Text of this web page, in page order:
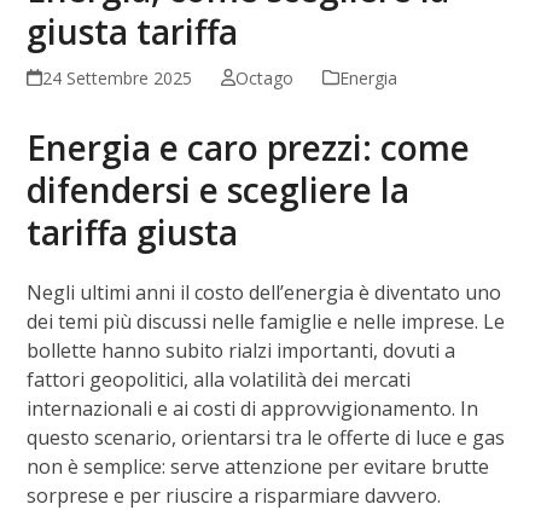
giusta tariffa
24 Settembre 2025 Octago Energia
Energia e caro prezzi: come
difendersi e scegliere la
tariffa giusta
Negli ultimi anni il costo dell’energia è diventato uno
dei temi più discussi nelle famiglie e nelle imprese. Le
bollette hanno subito rialzi importanti, dovuti a
fattori geopolitici, alla volatilità dei mercati
internazionali e ai costi di approvvigionamento. In
questo scenario, orientarsi tra le offerte di luce e gas
non è semplice: serve attenzione per evitare brutte
sorprese e per riuscire a risparmiare davvero.